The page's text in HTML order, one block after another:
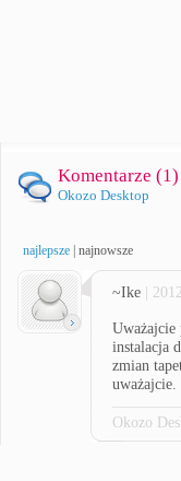
Komentarze (1)
Okozo Desktop
najlepsze najnowsze
~Ike |
Uważajcie
instalacja
zmian
uważajcie.
Okozo